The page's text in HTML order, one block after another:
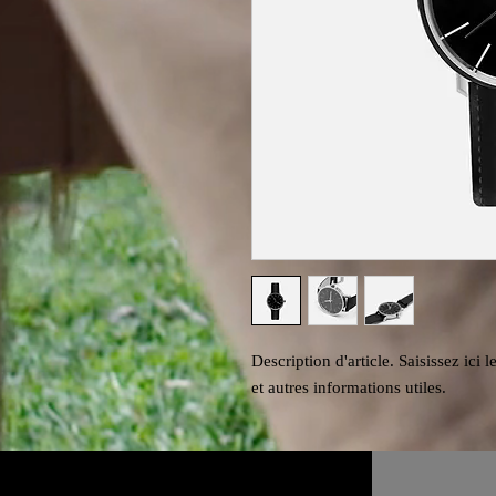
Description d'article. Saisissez ici
et autres informations utiles.